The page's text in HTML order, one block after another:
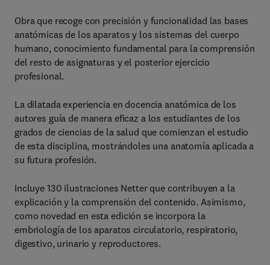
Obra que recoge con precisión y funcionalidad las bases
anatómicas de los aparatos y los sistemas del cuerpo
humano, conocimiento fundamental para la comprensión
del resto de asignaturas y el posterior ejercicio
profesional.
La dilatada experiencia en docencia anatómica de los
autores guía de manera eficaz a los estudiantes de los
grados de ciencias de la salud que comienzan el estudio
de esta disciplina, mostrándoles una anatomía aplicada a
su futura profesión.
Incluye 130 ilustraciones Netter que contribuyen a la
explicación y la comprensión del contenido. Asimismo,
como novedad en esta edición se incorpora la
embriología de los aparatos circulatorio, respiratorio,
digestivo, urinario y reproductores.